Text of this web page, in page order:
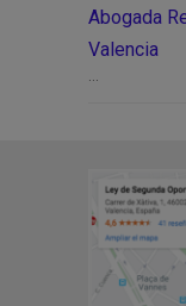
Abogada
Valencia
...